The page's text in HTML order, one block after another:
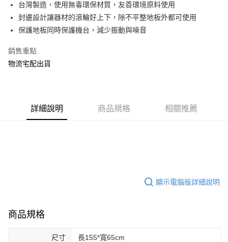
全盈+PAY
AFTEE先享後付
相關說明
AFTEE先享後付是「在收到商品之後才付款」的支付方式。 讓您購物簡單
３．安心：先確認商品／服務後，再付款。
【「AFTEE先享後付」結帳流程】
※ 請注意：結帳手續完成當下不需立刻繳費，但若您需要取消訂單，請聯絡
購買商品的店家。未經商家同意取消之訂單仍視為有效，需透過AFTEE先享
是否繳費成功／繳費後需取消欲退款等相關疑問，請聯繫「AFTEE先享後付
ATM付款
小型商品提供宅配服務；大型商品到府安裝（不含宜花東、偏遠地
區及離島，另行報價約3000–6000元)
台灣製造，使用無毒環保材質，友善環境原料使用
封邊設計讓器材的滾輪好上下，除不平整地板外都可使用
保護地板同時保護機台，減少振動與噪音
銷售重點
物流宅配出貨
詳細說明 商品規格 相關推薦
顯示電腦版詳細說明
商品規格
尺寸 長155*寬65cm